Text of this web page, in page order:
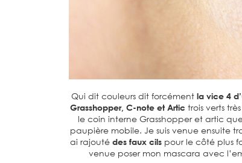
Qui dit couleurs dit forcémentla vice 4
Grasshopper, C-note et Artic trois verts
le coin interne Grasshopper et artic
paupière mobile. Je suis venue ensuite
ai rajouté des faux cils pour le côté plus
venue poser mon mascara avec